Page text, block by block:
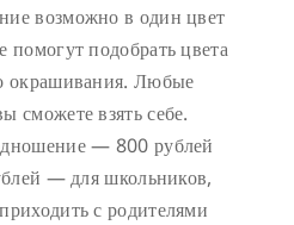
возможно в один цвет
помогут подобрать цвета
окрашивания. Любые
взять себе.
— 800 рублей
— для школьников,
с родителями